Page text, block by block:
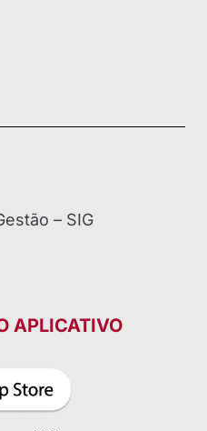
– SIG
APLICATIVO